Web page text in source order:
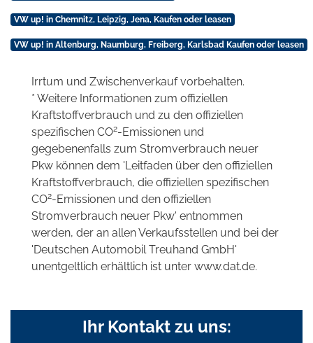
VW up! in Chemnitz, Leipzig, Jena, Kaufen oder leasen
VW up! in Altenburg, Naumburg, Freiberg, Karlsbad Kaufen oder leasen
Irrtum und Zwischenverkauf vorbehalten.
* Weitere Informationen zum offiziellen
Kraftstoffverbrauch und zu den offiziellen
spezifischen CO2-Emissionen und
gegebenenfalls zum Stromverbrauch neuer
Pkw können dem 'Leitfaden über den offiziellen
Kraftstoffverbrauch, die offiziellen spezifischen
CO2-Emissionen und den offiziellen
Stromverbrauch neuer Pkw' entnommen
werden, der an allen Verkaufsstellen und bei der
'Deutschen Automobil Treuhand GmbH'
unentgeltlich erhältlich ist unter www.dat.de.
Ihr Kontakt zu uns: